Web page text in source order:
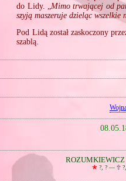
do Lidy. „ Mimo trwającej od
szyją maszeruje dzieląc
Pod Lidą został zaskoczony
szablą.
ROZUMKIEWICZ
🞲?, ? — 🕆